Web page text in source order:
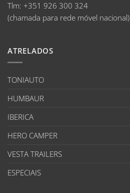
Tlm: +351 926 300 324
(chamada para rede móvel nacional)
ATRELADOS
TONIAUTO
HUMBAUR
IBERICA
HERO CAMPER
VESTA TRAILERS
ESPECIAIS